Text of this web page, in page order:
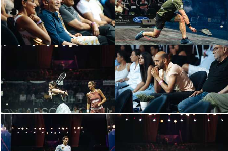
الدوري السعودي للمحترفين
دوري أبطال أوروبا
دوري أبطال إفريقيا
كل البطولات
أقسام
الكرة المصرية
الدوري المصري